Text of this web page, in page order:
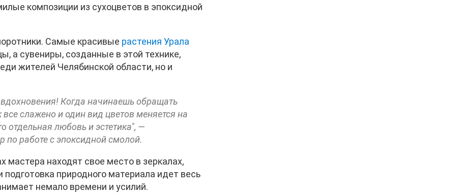
композиции из сухоцветов в эпоксидной
Самые красивые растения Урала
а сувениры, созданные в этой технике,
жителей Челябинской области, но и
Когда начинаешь обращать
слажено и один вид цветов меняется на
отдельная любовь и эстетика", —
по работе с эпоксидной смолой.
мастера находят свое место в зеркалах,
природного материала идет весь
немало времени и усилий.